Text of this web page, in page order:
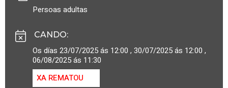
Persoas adultas
CANDO:
Os días 23/07/2025 ás 12:00 , 30/07/2025 ás 12:00 ,
06/08/2025 ás 11:30
XA REMATOU